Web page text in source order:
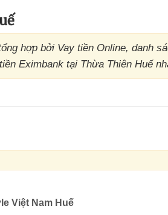
hợp bởi Vay tiền Online, danh
Eximbank tại Thừa Thiên Huế
Việt Nam Huế